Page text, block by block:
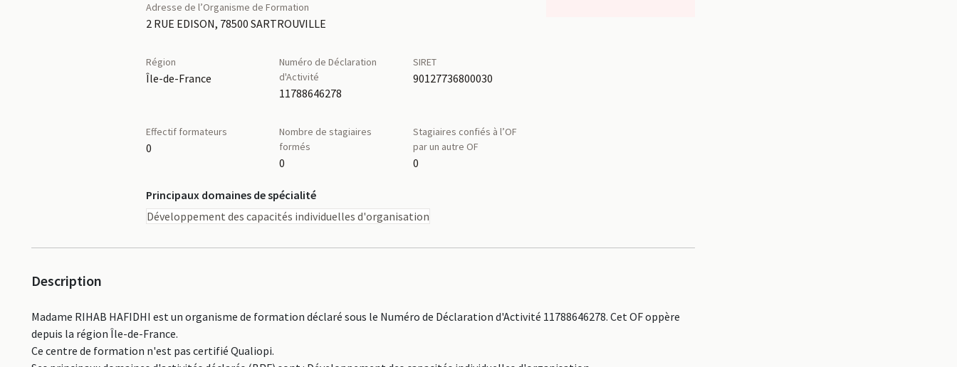
Adresse de l’Organisme de Formation
2 RUE EDISON, 78500 SARTROUVILLE
Région
Île-de-France
Numéro de Déclaration
d'Activité
11788646278
SIRET
90127736800030
Effectif formateurs
0
Nombre de stagiaires
formés
0
Stagiaires confiés à l’OF
par un autre OF
0
Principaux domaines de spécialité
Développement des capacités individuelles d'organisation
Description
Madame RIHAB HAFIDHI est un organisme de formation déclaré sous le Numéro de Déclaration d'Activité 11788646278. Cet OF oppère
depuis la région Île-de-France.
Ce centre de formation n'est pas certifié Qualiopi.